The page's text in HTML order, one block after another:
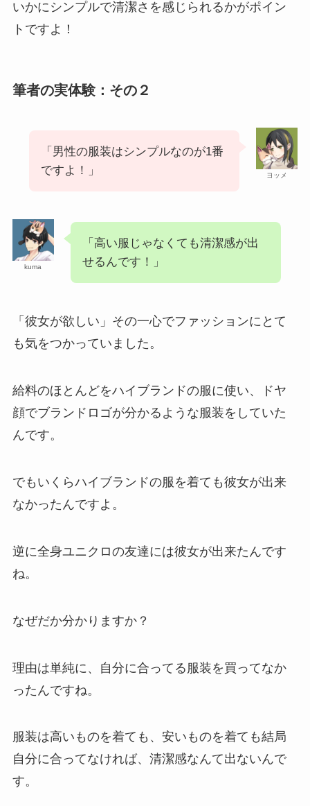
いかにシンプルで清潔さを感じられるかがポイン
トですよ！
筆者の実体験：その２
ヨッメ
「男性の服装はシンプルなのが1番
ですよ！」
kuma
「高い服じゃなくても清潔感が出
せるんです！」
「彼女が欲しい」その一心でファッションにとて
も気をつかっていました。
給料のほとんどをハイブランドの服に使い、ドヤ
顔でブランドロゴが分かるような服装をしていた
んです。
でもいくらハイブランドの服を着ても彼女が出来
なかったんですよ。
逆に全身ユニクロの友達には彼女が出来たんです
ね。
なぜだか分かりますか？
理由は単純に、自分に合ってる服装を買ってなか
ったんですね。
服装は高いものを着ても、安いものを着ても結局
自分に合ってなければ、清潔感なんて出ないんで
す。